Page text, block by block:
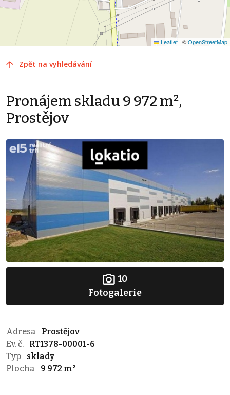
Leaflet | ©OpenStreetMap
Zpět na vyhledávání
Pronájem skladu 9 972 m²,
Prostějov
10
Fotogalerie
Adresa
Prostějov
Ev. č.
RT1378-00001-6
Typ
sklady
Plocha
9 972 m²